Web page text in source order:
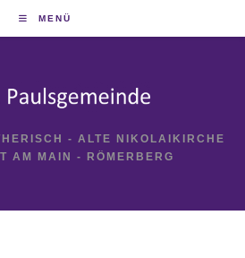
MENÜ
- ALTE NIKOLAIKIRCHE
AM MAIN - RÖMERBERG